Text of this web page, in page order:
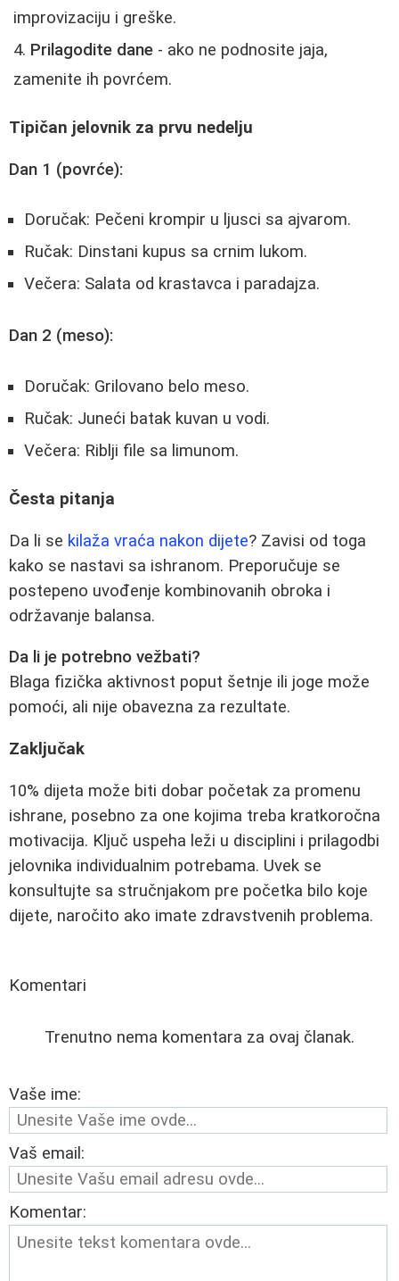
improvizaciju i greške.
Prilagodite dane - ako ne podnosite jaja,
zamenite ih povrćem.
Tipičan jelovnik za prvu nedelju
Dan 1 (povrće):
Doručak: Pečeni krompir u ljusci sa ajvarom.
Ručak: Dinstani kupus sa crnim lukom.
Večera: Salata od krastavca i paradajza.
Dan 2 (meso):
Doručak: Grilovano belo meso.
Ručak: Juneći batak kuvan u vodi.
Večera: Riblji file sa limunom.
Česta pitanja
Da li se kilaža vraća nakon dijete? Zavisi od toga
kako se nastavi sa ishranom. Preporučuje se
postepeno uvođenje kombinovanih obroka i
održavanje balansa.
Da li je potrebno vežbati?
Blaga fizička aktivnost poput šetnje ili joge može
pomoći, ali nije obavezna za rezultate.
Zaključak
10% dijeta može biti dobar početak za promenu
ishrane, posebno za one kojima treba kratkoročna
motivacija. Ključ uspeha leži u disciplini i prilagodbi
jelovnika individualnim potrebama. Uvek se
konsultujte sa stručnjakom pre početka bilo koje
dijete, naročito ako imate zdravstvenih problema.
Komentari
Trenutno nema komentara za ovaj članak.
Vaše ime:
Vaš email:
Komentar: